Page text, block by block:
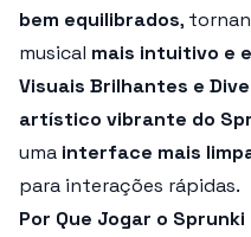
bem equilibrados,
musical mais intuitivo e
Visuais Brilhantes e
artístico vibrante do
uma interface mais
para interações rápidas.
Por Que Jogar o